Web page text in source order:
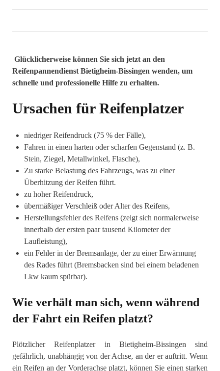
Glücklicherweise können Sie sich jetzt an den
Reifenpannendienst Bietigheim-Bissingen wenden, um
schnelle und professionelle Hilfe zu erhalten.
Ursachen für Reifenplatzer
niedriger Reifendruck (75 % der Fälle),
Fahren in einen harten oder scharfen Gegenstand (z. B.
Stein, Ziegel, Metallwinkel, Flasche),
Zu starke Belastung des Fahrzeugs, was zu einer
Überhitzung der Reifen führt.
zu hoher Reifendruck,
übermäßiger Verschleiß oder Alter des Reifens,
Herstellungsfehler des Reifens (zeigt sich normalerweise
innerhalb der ersten paar tausend Kilometer der
Laufleistung),
ein Fehler in der Bremsanlage, der zu einer Erwärmung
des Rades führt (Bremsbacken sind bei einem beladenen
Lkw kaum spürbar).
Wie verhält man sich, wenn während
der Fahrt ein Reifen platzt?
Plötzlicher Reifenplatzer in Bietigheim-Bissingen sind
gefährlich, unabhängig von der Achse, an der er auftritt. Wenn
ein Reifen an der Vorderachse platzt, können Sie einen starken